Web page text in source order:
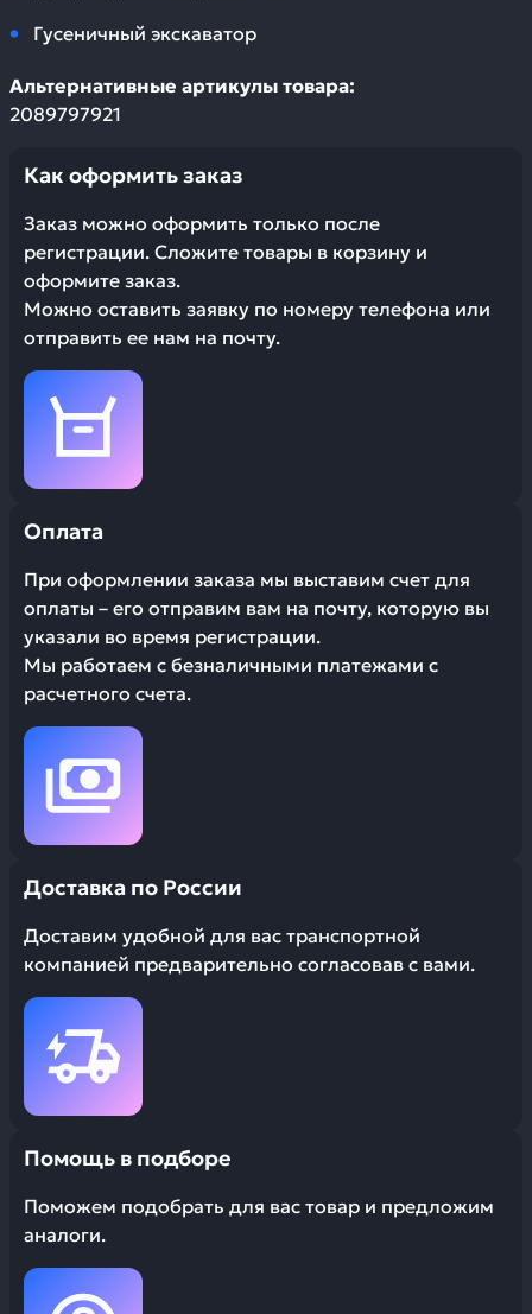
Гусеничный экскаватор
Альтернативные артикулы товара:
2089797921
Как оформить заказ
Заказ можно оформить только после
регистрации. Сложите товары в корзину и
оформите заказ.
Можно оставить заявку по номеру телефона или
отправить ее нам на почту.
Оплата
При оформлении заказа мы выставим счет для
оплаты – его отправим вам на почту, которую вы
указали во время регистрации.
Мы работаем с безналичными платежами с
расчетного счета.
Доставка по России
Доставим удобной для вас транспортной
компанией предварительно согласовав с вами.
Помощь в подборе
Поможем подобрать для вас товар и предложим
аналоги.